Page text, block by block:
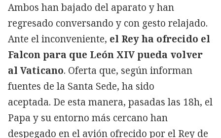
Ambos han bajado del aparato y han
regresado conversando y con gesto relajado.
Ante el inconveniente, el Rey ha ofrecido el
Falcon para que León XIV pueda volver
al Vaticano. Oferta que, según informan
fuentes de la Santa Sede, ha sido
aceptada. De esta manera, pasadas las 18h, el
Papa y su entorno más cercano han
despegado en el avión ofrecido por el Rey de